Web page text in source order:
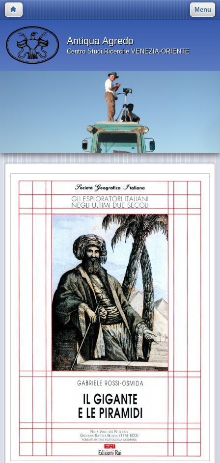
Menu
Antiqua Agredo
Centro Studi Ricerche VENEZIA-ORIENTE